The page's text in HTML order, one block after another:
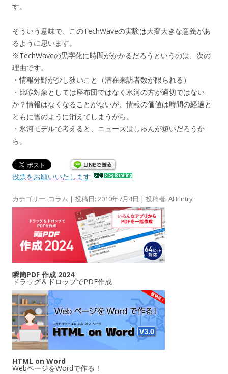
す。
そういう意味で、このTechWaveの実験は大変大きな意義があ
るように思います。
※TechWaveの黒字化に時間がかかるだろうというのは、次の
理由です。
・情報分野が少し狭いこと（潜在来訪者数が限られる）
・比喩対象としては座布団ではなく氷河の方が適切ではない
か？情報はなくなることがないが、情報の価値は時間の経過と
ともに雪のように消えてしまうから。
・氷河モデルで考えると、ニュースはしゅんが短いだろうか
ら。
投票をお願いいたします
カテゴリー: コラム | 投稿日: 2010年7月4日 | 投稿者: AHEntry
瞬簡PDF 作成 2024
ドラッグ＆ドロップでPDF作成
HTML on Word
WebページをWordで作る！